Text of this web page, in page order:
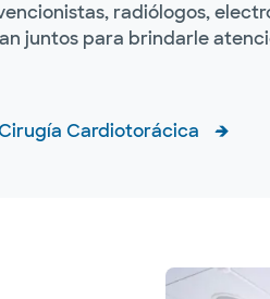
radiólogos,
juntos para brindarle
Cardiotorácica